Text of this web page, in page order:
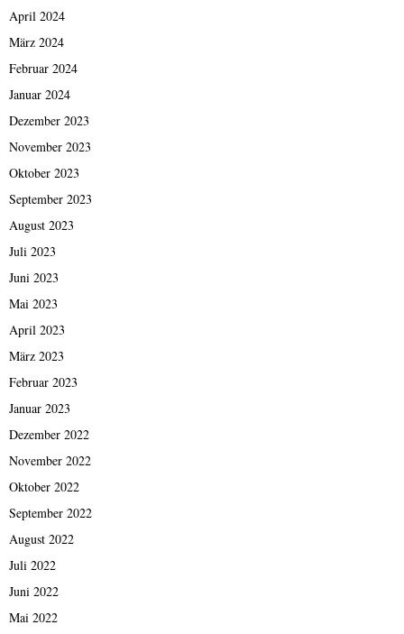
April 2024
März 2024
Februar 2024
Januar 2024
Dezember 2023
November 2023
Oktober 2023
September 2023
August 2023
Juli 2023
Juni 2023
Mai 2023
April 2023
März 2023
Februar 2023
Januar 2023
Dezember 2022
November 2022
Oktober 2022
September 2022
August 2022
Juli 2022
Juni 2022
Mai 2022